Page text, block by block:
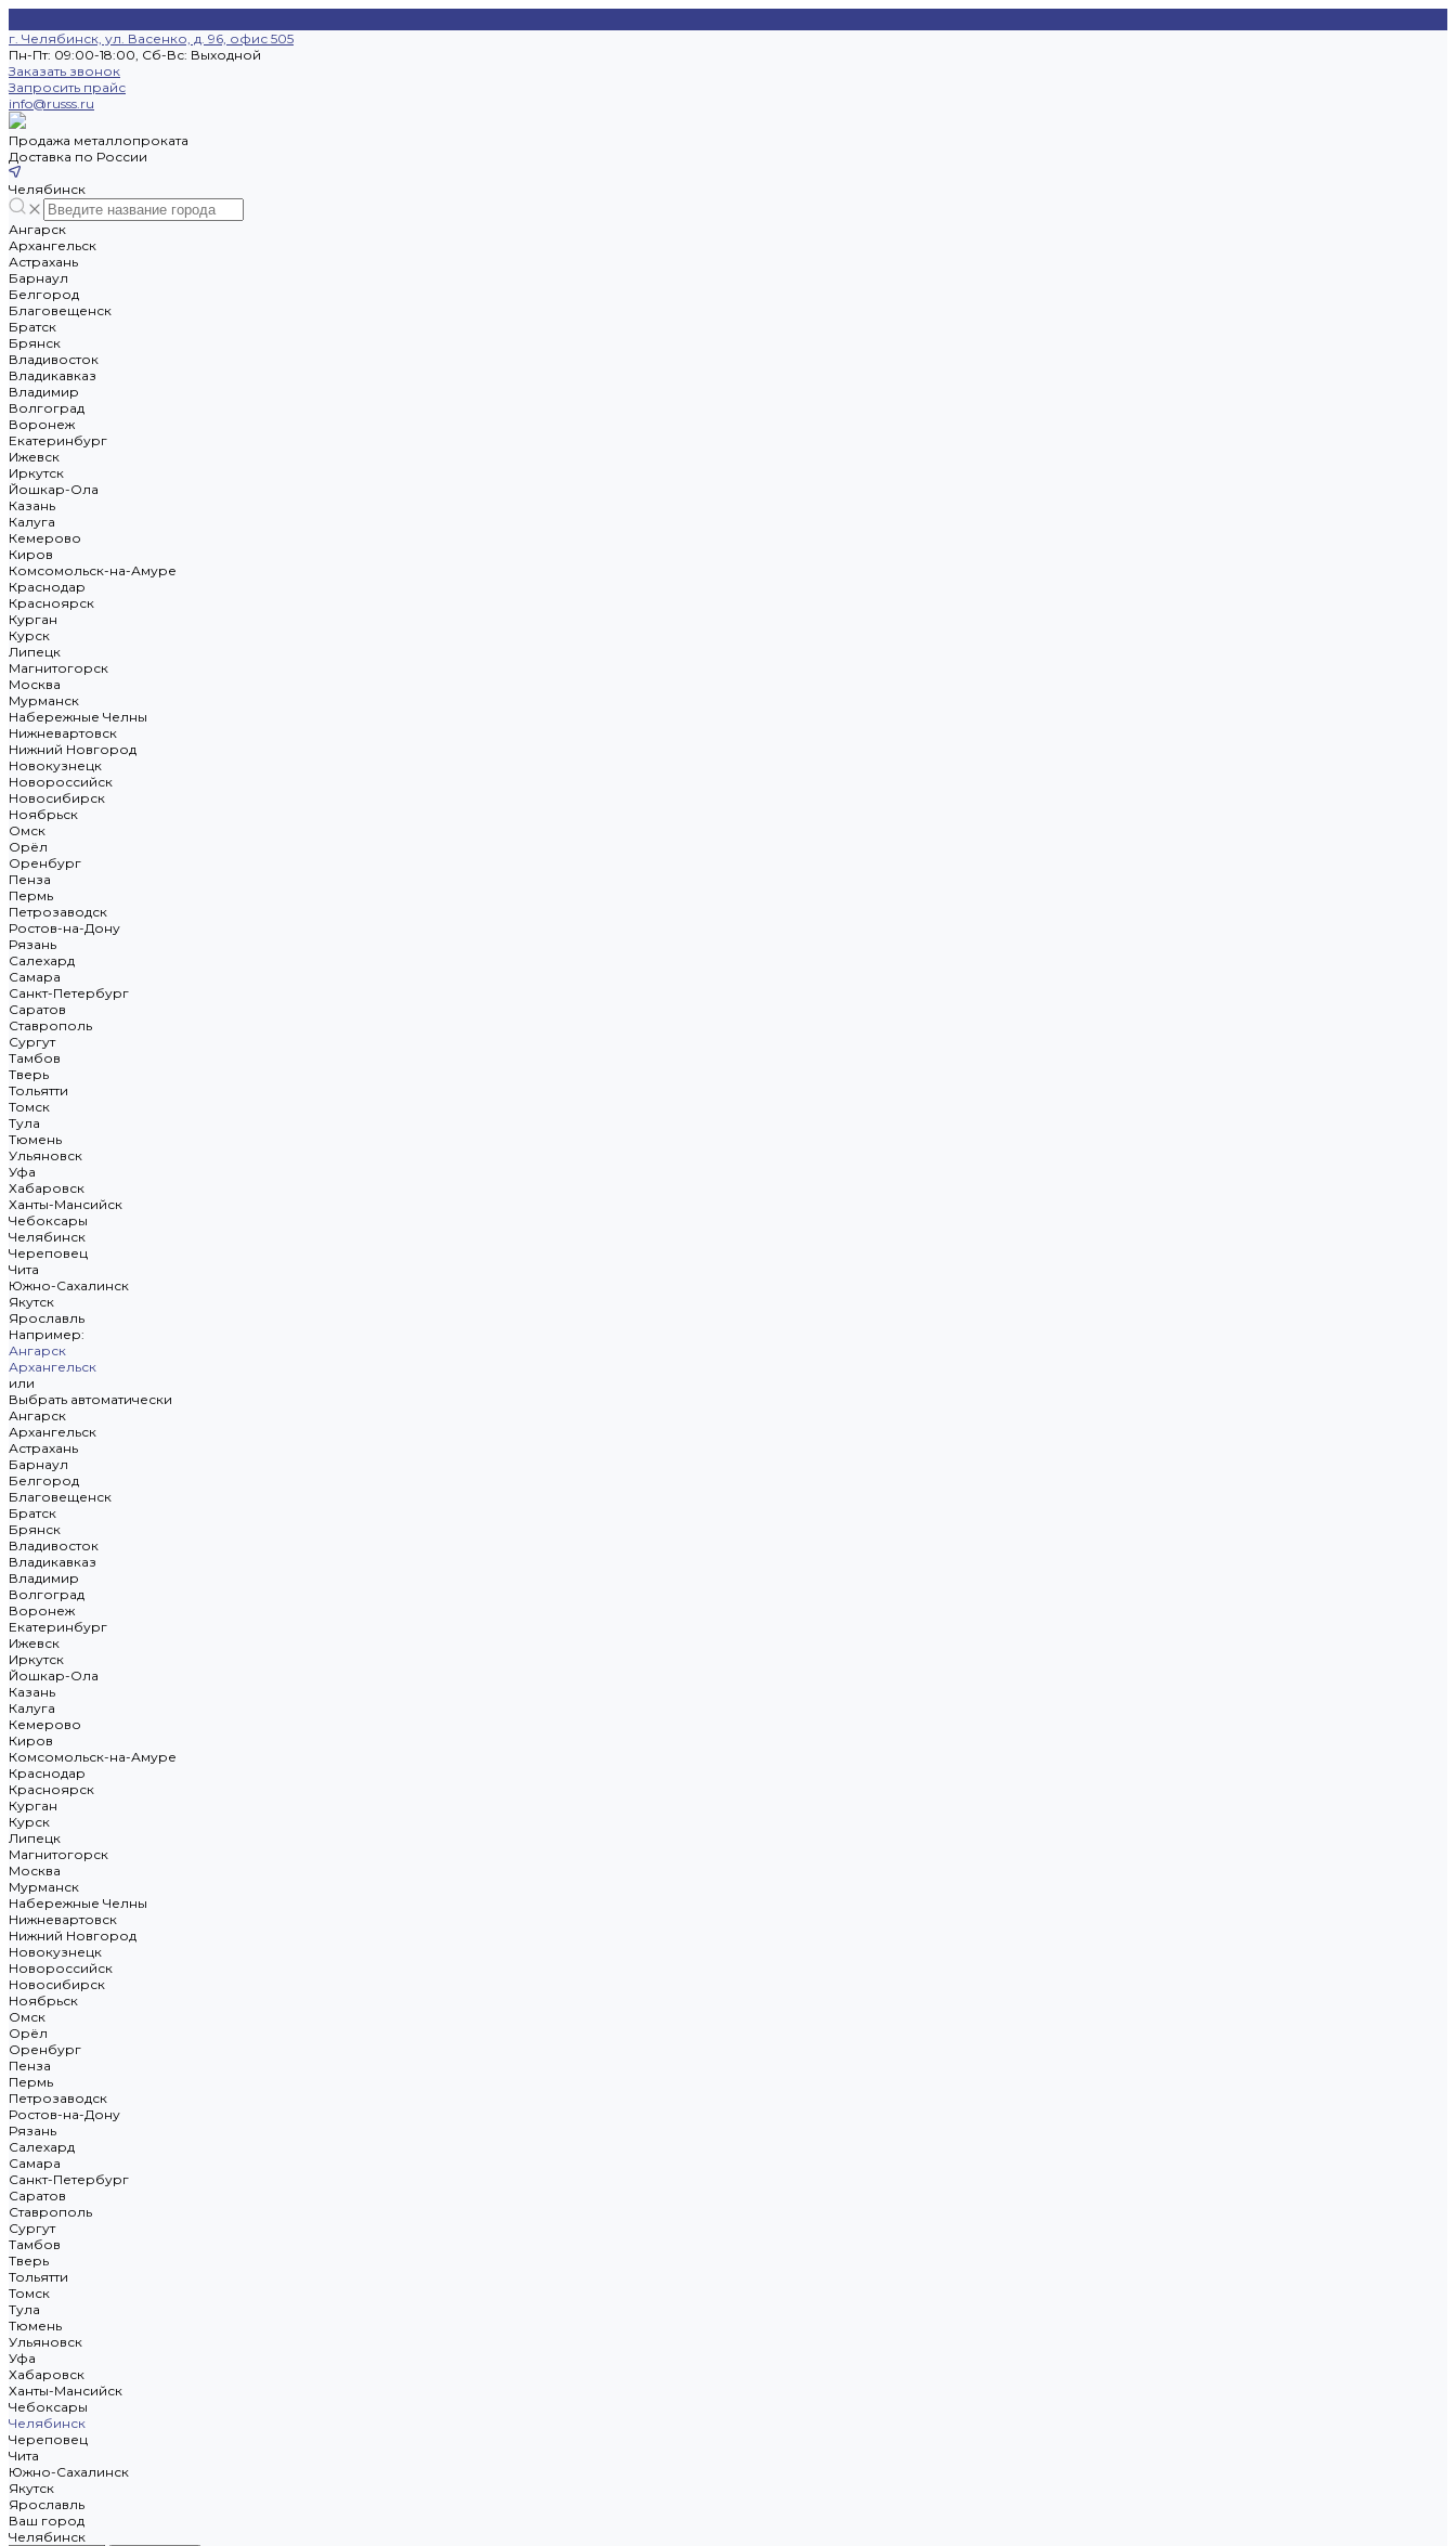
г. Челябинск, ул. Васенко, д. 96, офис 505
Пн-Пт: 09:00-18:00, Cб-Вс: Выходной
Заказать звонок
Запросить прайс
info@russs.ru
Продажа металлопроката
Доставка по России
Челябинск
Ангарск
Архангельск
Астрахань
Барнаул
Белгород
Благовещенск
Братск
Брянск
Владивосток
Владикавказ
Владимир
Волгоград
Воронеж
Екатеринбург
Ижевск
Иркутск
Йошкар-Ола
Казань
Калуга
Кемерово
Киров
Комсомольск-на-Амуре
Краснодар
Красноярск
Курган
Курск
Липецк
Магнитогорск
Москва
Мурманск
Набережные Челны
Нижневартовск
Нижний Новгород
Новокузнецк
Новороссийск
Новосибирск
Ноябрьск
Омск
Орёл
Оренбург
Пенза
Пермь
Петрозаводск
Ростов-на-Дону
Рязань
Салехард
Самара
Санкт-Петербург
Саратов
Ставрополь
Сургут
Тамбов
Тверь
Тольятти
Томск
Тула
Тюмень
Ульяновск
Уфа
Хабаровск
Ханты-Мансийск
Чебоксары
Челябинск
Череповец
Чита
Южно-Сахалинск
Якутск
Ярославль
Например:
Ангарск
Архангельск
или
Выбрать автоматически
Ангарск
Архангельск
Астрахань
Барнаул
Белгород
Благовещенск
Братск
Брянск
Владивосток
Владикавказ
Владимир
Волгоград
Воронеж
Екатеринбург
Ижевск
Иркутск
Йошкар-Ола
Казань
Калуга
Кемерово
Киров
Комсомольск-на-Амуре
Краснодар
Красноярск
Курган
Курск
Липецк
Магнитогорск
Москва
Мурманск
Набережные Челны
Нижневартовск
Нижний Новгород
Новокузнецк
Новороссийск
Новосибирск
Ноябрьск
Омск
Орёл
Оренбург
Пенза
Пермь
Петрозаводск
Ростов-на-Дону
Рязань
Салехард
Самара
Санкт-Петербург
Саратов
Ставрополь
Сургут
Тамбов
Тверь
Тольятти
Томск
Тула
Тюмень
Ульяновск
Уфа
Хабаровск
Ханты-Мансийск
Чебоксары
Челябинск
Череповец
Чита
Южно-Сахалинск
Якутск
Ярославль
Ваш город
Челябинск